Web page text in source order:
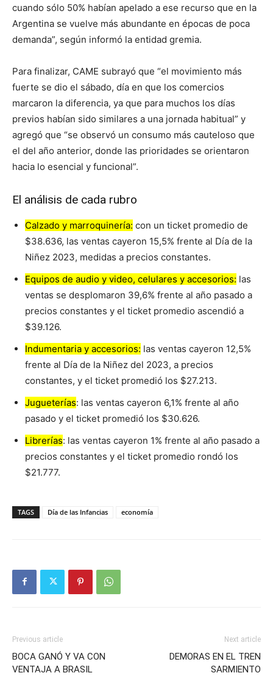
cuando sólo 50% habían apelado a ese recurso que en la
Argentina se vuelve más abundante en épocas de poca
demanda”, según informó la entidad gremia.
Para finalizar, CAME subrayó que “el movimiento más
fuerte se dio el sábado, día en que los comercios
marcaron la diferencia, ya que para muchos los días
previos habían sido similares a una jornada habitual” y
agregó que “se observó un consumo más cauteloso que
el del año anterior, donde las prioridades se orientaron
hacia lo esencial y funcional”.
El análisis de cada rubro
Calzado y marroquinería: con un ticket promedio de
$38.636, las ventas cayeron 15,5% frente al Día de la
Niñez 2023, medidas a precios constantes.
Equipos de audio y video, celulares y accesorios: las
ventas se desplomaron 39,6% frente al año pasado a
precios constantes y el ticket promedio ascendió a
$39.126.
Indumentaria y accesorios: las ventas cayeron 12,5%
frente al Día de la Niñez del 2023, a precios
constantes, y el ticket promedió los $27.213.
Jugueterías: las ventas cayeron 6,1% frente al año
pasado y el ticket promedió los $30.626.
Librerías: las ventas cayeron 1% frente al año pasado a
precios constantes y el ticket promedio rondó los
$21.777.
TAGS Día de las Infancias economía
Previous article
BOCA GANÓ Y VA CON
VENTAJA A BRASIL
Next article
DEMORAS EN EL TREN
SARMIENTO